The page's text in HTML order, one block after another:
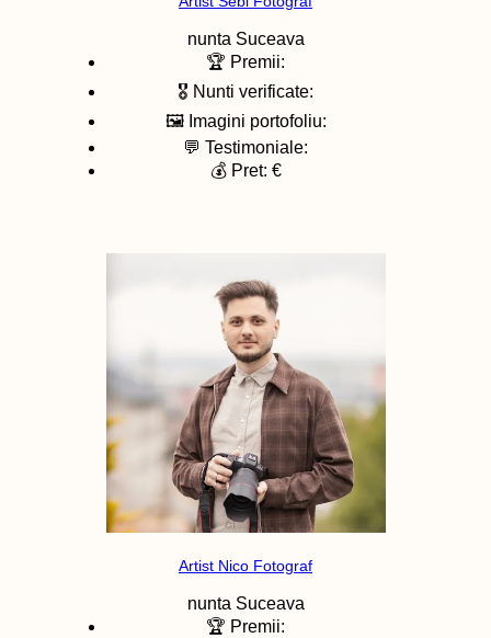
nunta Suceava
🏆 Premii:
🎖️ Nunti verificate:
🖼️ Imagini portofoliu:
💬 Testimoniale:
💰 Pret: €
Artist Nico Fotograf
nunta Suceava
🏆 Premii: